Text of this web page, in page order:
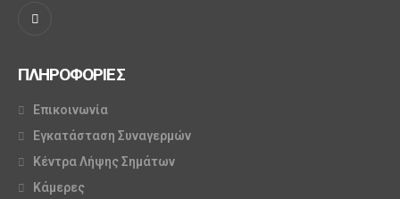
ΠΛΗΡΟΦΟΡΙΕΣ
Επικοινωνία
Εγκατάσταση Συναγερμών
Κέντρα Λήψης Σημάτων
Κάμερες